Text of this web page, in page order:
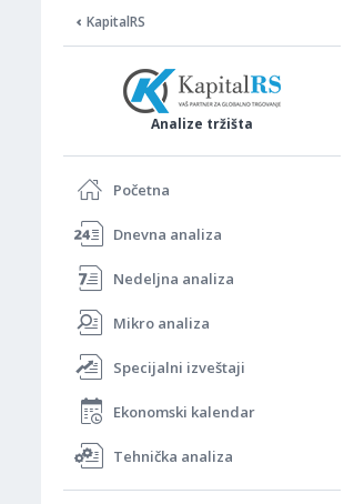
KapitalRS
Analize tržišta
Početna
Dnevna analiza
Nedeljna analiza
Mikro analiza
Specijalni izveštaji
Ekonomski kalendar
Tehnička analiza